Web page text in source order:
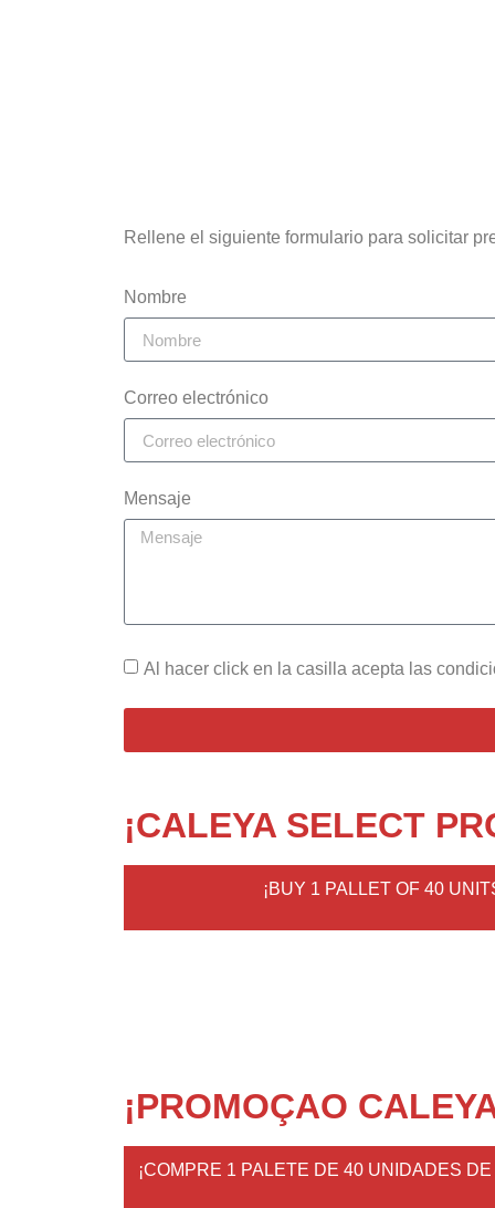
Rellene el siguiente formulario para solicitar
Nombre
Correo electrónico
Mensaje
Al hacer click en la casilla acepta las
¡CALEYA SELECT
¡BUY 1 PALLET OF 40
¡PROMOÇAO
¡COMPRE 1 PALETE DE 40 UNIDADES